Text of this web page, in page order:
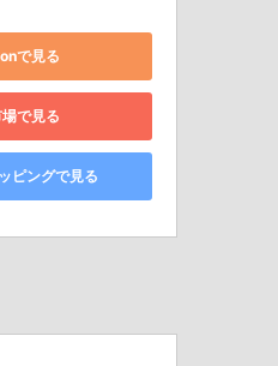
で見る
で見る
ピングで見る